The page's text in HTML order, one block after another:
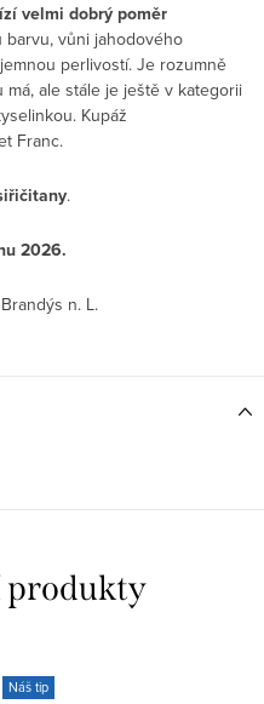
velmi dobrý poměr
vůni jahodového
perlivostí. Je rozumně
ale stále je ještě v kategorii
Kupáž
Franc.
.
2026.
n. L.
produkty
Náš tip